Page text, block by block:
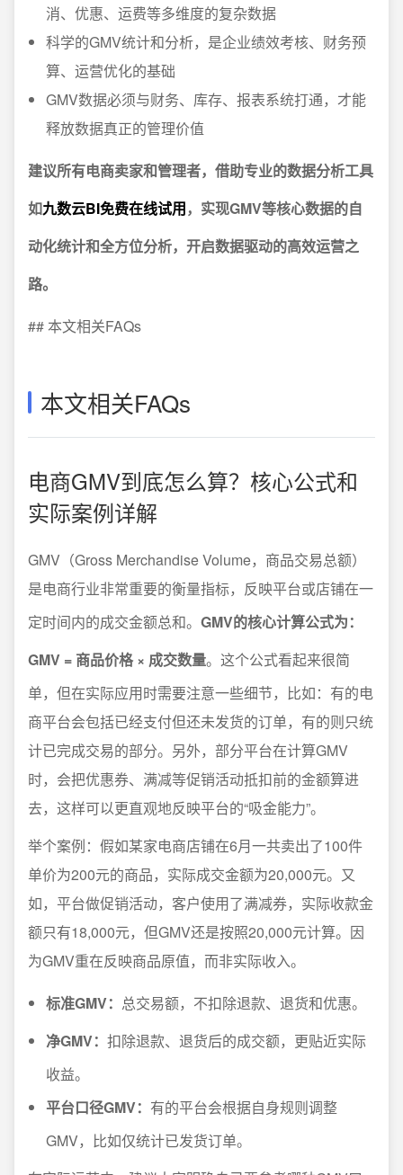
消、优惠、运费等多维度的复杂数据
科学的GMV统计和分析，是企业绩效考核、财务预
算、运营优化的基础
GMV数据必须与财务、库存、报表系统打通，才能
释放数据真正的管理价值
建议所有电商卖家和管理者，借助专业的数据分析工具
如九数云BI免费在线试用，实现GMV等核心数据的自
动化统计和全方位分析，开启数据驱动的高效运营之
路。
## 本文相关FAQs
本文相关FAQs
电商GMV到底怎么算？核心公式和
实际案例详解
GMV（Gross Merchandise Volume，商品交易总额）
是电商行业非常重要的衡量指标，反映平台或店铺在一
定时间内的成交金额总和。 GMV的核心计算公式为：
GMV = 商品价格 × 成交数量。这个公式看起来很简
单，但在实际应用时需要注意一些细节，比如：有的电
商平台会包括已经支付但还未发货的订单，有的则只统
计已完成交易的部分。另外，部分平台在计算GMV
时，会把优惠券、满减等促销活动抵扣前的金额算进
去，这样可以更直观地反映平台的“吸金能力”。
举个案例：假如某家电商店铺在6月一共卖出了100件
单价为200元的商品，实际成交金额为20,000元。又
如，平台做促销活动，客户使用了满减券，实际收款金
额只有18,000元，但GMV还是按照20,000元计算。因
为GMV重在反映商品原值，而非实际收入。
标准GMV： 总交易额，不扣除退款、退货和优惠。
净GMV： 扣除退款、退货后的成交额，更贴近实际
收益。
平台口径GMV： 有的平台会根据自身规则调整
GMV，比如仅统计已发货订单。